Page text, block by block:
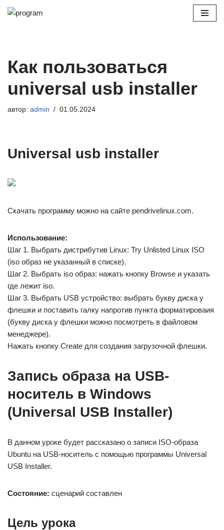
Как пользоваться
universal usb installer
автор: admin 01.05.2024
Universal usb installer
Скачать программу можно на сайте pendrivelinux.com.
Использование:
Шаг 1. Выбрать дистрибутив Linux: Try Unlisted Linux ISO
(iso образ не указанный в списке).
Шаг 2. Выбрать iso образ: нажать кнопку Browse и указать
где лежит iso.
Шаг 3. Выбрать USB устройство: выбрать букву диска у
флешки и поставить галку напротив пункта форматироваия
(букву диска у флешки можно посмотреть в файловом
менеджере).
Нажать кнопку Create для создания загрузочной флешки.
Запись образа на USB-
носитель в Windows
(Universal USB Installer)
В данном уроке будет рассказано о записи ISO-образа
Ubuntu на USB-носитель с помощью программы Universal
USB Installer.
Состояние: сценарий составлен
Цель урока